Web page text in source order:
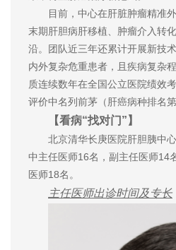
目前，中心在肝脏肿瘤精准
末期肝胆病肝移植、肿瘤介入转
沿。团队近三年还累计开展新技
内外复杂危重患者，且疾病复杂
质连续数年在全国公立医院绩效
评价中名列前茅（肝癌病种排名第
【看病“找对门”】
北京清华长庚医院肝胆胰中
中主任医师16名，副主任医师14
医师18名。
主任医师出诊时间及专长